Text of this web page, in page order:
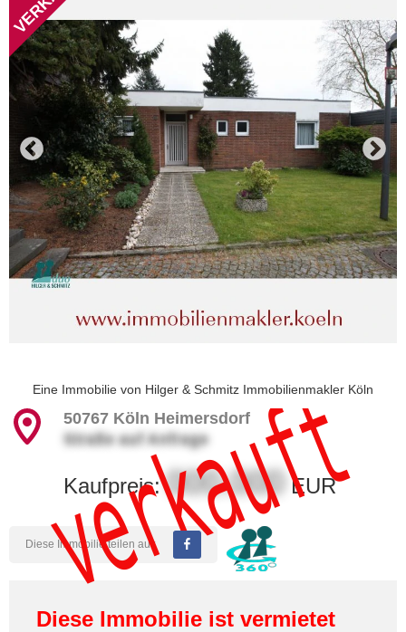
Eine Immobilie von Hilger & Schmitz Immobilienmakler Köln
verkauft
50767 Köln Heimersdorf
Straße auf Anfrage
Kaufpreis:000.000 EUR
Diese Immobilie teilen auf:
Diese Immobilie ist vermietet